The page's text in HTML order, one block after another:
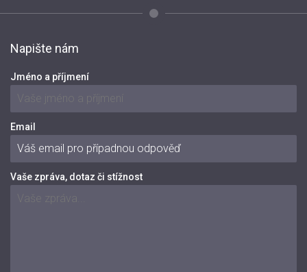
Napište nám
Jméno a příjmení
Email
Vaše zpráva, dotaz či stížnost